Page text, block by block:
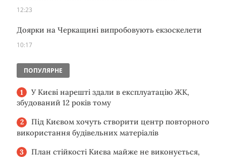
12:23
Доярки на Черкащині випробовують екзоскелети
10:17
ПОПУЛЯРНЕ
У Києві нарешті здали в експлуатацію ЖК,
збудований 12 років тому
Під Києвом хочуть створити центр повторного
використання будівельних матеріалів
План стійкості Києва майже не виконується,